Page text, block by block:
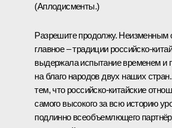
(Аплодисменты.)
Разрешите продолжу. Неизменным
главное – традиции российско-
выдержала испытание временем и
на благо народов двух наших
тем, что российско-китайские
самого высокого за всю историю
подлинно всеобъемлющего